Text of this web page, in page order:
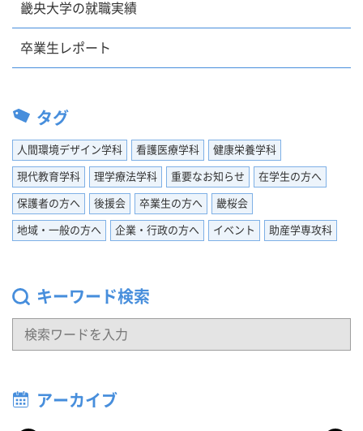
畿央大学の就職実績
卒業生レポート
タグ
人間環境デザイン学科 看護医療学科 健康栄養学科
現代教育学科 理学療法学科 重要なお知らせ 在学生の方へ
保護者の方へ 後援会 卒業生の方へ 畿桜会
地域・一般の方へ 企業・行政の方へ イベント 助産学専攻科
キーワード検索
アーカイブ